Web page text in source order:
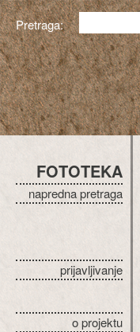
Pretraga:
FOTOTEKA
napredna pretraga
prijavljivanje
o projektu